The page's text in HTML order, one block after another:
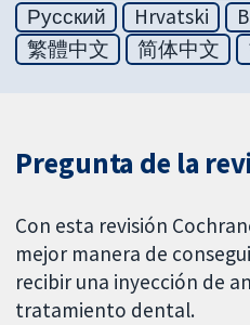
Русский
Hrvatski
繁體中文
简体中文
Pregunta de la
Con esta revisión
mejor manera de
recibir una inyección de
tratamiento dental.